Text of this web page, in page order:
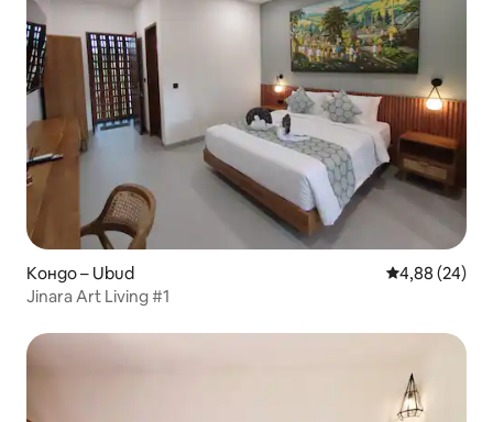
Кондо – Ubud Средна
4,88 (24)
Jinara Art Living #1